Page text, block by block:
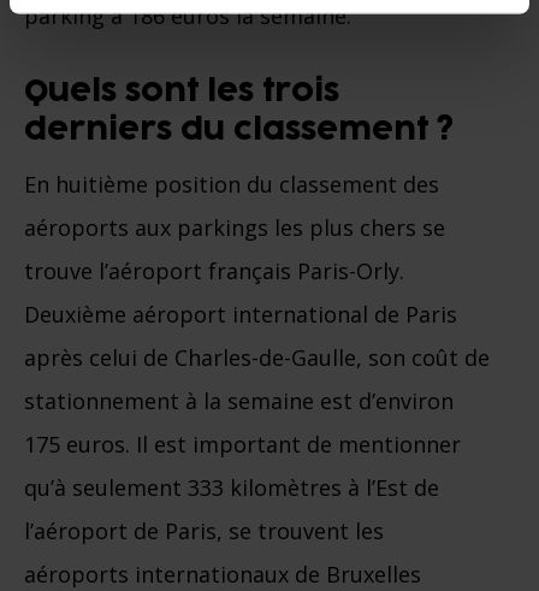
parking à 186 euros la semaine.
Quels sont les trois
derniers du classement ?
En huitième position du classement des
aéroports aux parkings les plus chers se
trouve l’aéroport français Paris-Orly.
Deuxième aéroport international de Paris
après celui de Charles-de-Gaulle, son coût de
stationnement à la semaine est d’environ
175 euros. Il est important de mentionner
qu’à seulement 333 kilomètres à l’Est de
l’aéroport de Paris, se trouvent les
aéroports internationaux de Bruxelles